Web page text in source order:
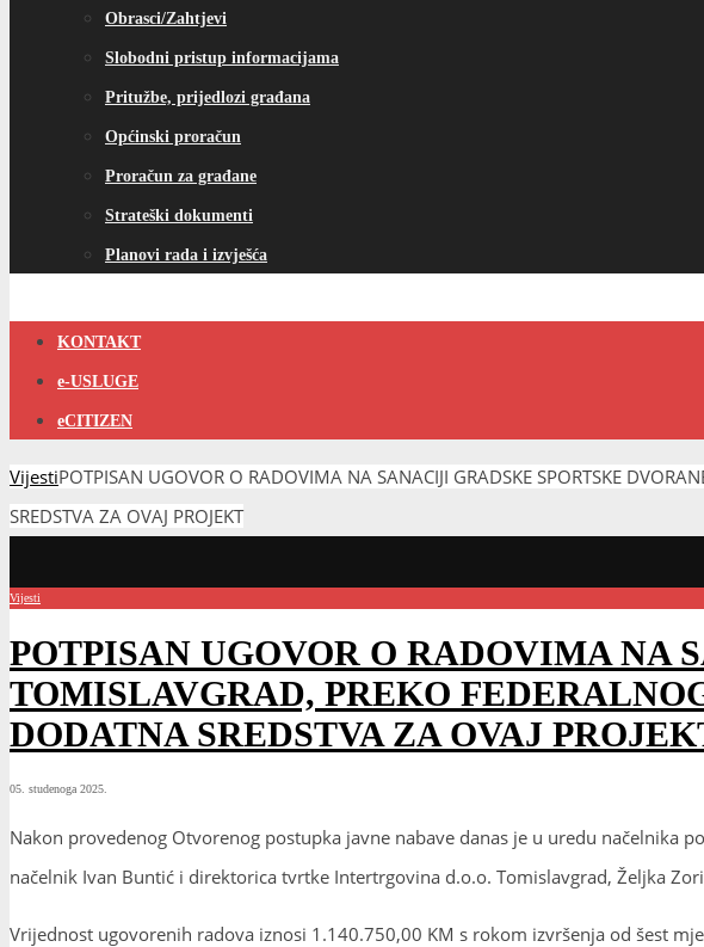
Obrasci/Zahtjevi
Slobodni pristup informacijama
Pritužbe, prijedlozi građana
Općinski proračun
Proračun za građane
Strateški dokumenti
Planovi rada i izvješća
KONTAKT
e-USLUGE
eCITIZEN
VijestiPOTPISAN UGOVOR O RADOVIMA NA SANACIJI GRADSKE SPORTSKE
SREDSTVA ZA OVAJ PROJEKT
Vijesti
POTPISAN UGOVOR O RADOVIMA NA
TOMISLAVGRAD, PREKO
DODATNA SREDSTVA ZA OVAJ
05. studenoga 2025.
Nakon provedenog Otvorenog postupka javne nabave danas je u uredu načelnika
načelnik Ivan Buntić i direktorica tvrtke Intertrgovina d.o.o. Tomislavgrad, Željka
Vrijednost ugovorenih radova iznosi 1.140.750,00 KM s rokom izvršenja od šest